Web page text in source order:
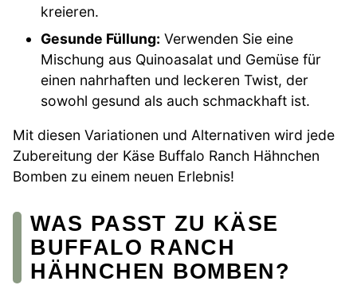
kreieren.
Gesunde Füllung: Verwenden Sie eine
Mischung aus Quinoasalat und Gemüse für
einen nahrhaften und leckeren Twist, der
sowohl gesund als auch schmackhaft ist.
Mit diesen Variationen und Alternativen wird jede
Zubereitung der Käse Buffalo Ranch Hähnchen
Bomben zu einem neuen Erlebnis!
WAS PASST ZU KÄSE
BUFFALO RANCH
HÄHNCHEN BOMBEN?